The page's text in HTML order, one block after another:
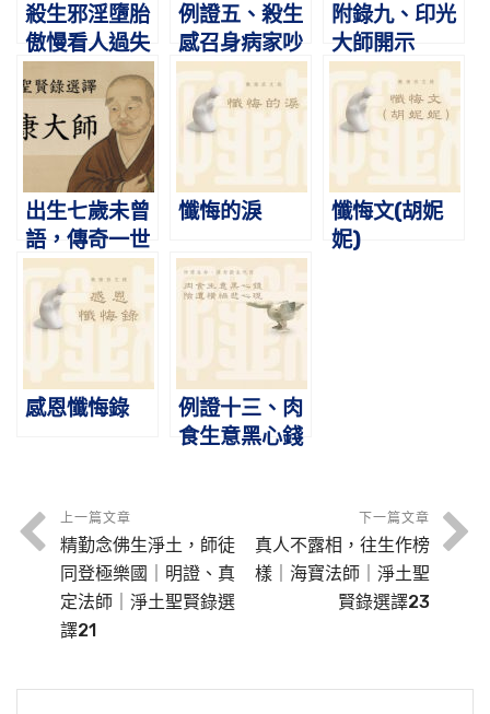
殺生邪淫墮胎
傲慢看人過失
論人長短之惡
報
例證五、殺生
感召身病家吵
懺悔得到身康
家和
附錄九、印光
大師開示
出生七歲未曾
語，傳奇一世
宗師成｜少康
大師｜淨土聖
賢錄選譯9
懺悔的淚
懺悔文(胡妮
妮)
感恩懺悔錄
例證十三、肉
食生意黑心錢
上一篇文章
精勤念佛生淨土，師徒
同登極樂國｜明證、真
定法師｜淨土聖賢錄選
譯21
下一篇文章
真人不露相，往生作榜
樣｜海寶法師｜淨土聖
賢錄選譯23